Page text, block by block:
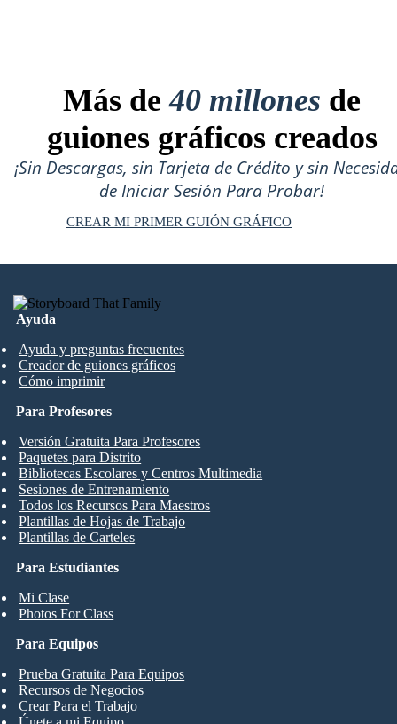
Más de40 millones de
guiones gráficos creados
¡Sin Descargas, sin Tarjeta de Crédito y sin
de Iniciar Sesión Para Probar!
CREAR MI PRIMER GUIÓN GRÁFICO
Ayuda
Ayuda y preguntas frecuentes
Creador de guiones gráficos
Cómo imprimir
Para Estudiantes
Mi Clase
Photos For Class
Para Profesores
Versión Gratuita Para Profesores
Paquetes para Distrito
Bibliotecas Escolares y Centros Multimedia
Sesiones de Entrenamiento
Todos los Recursos Para Maestros
Plantillas de Hojas de Trabajo
Plantillas de Carteles
Para Equipos
Prueba Gratuita Para Equipos
Recursos de Negocios
Crear Para el Trabajo